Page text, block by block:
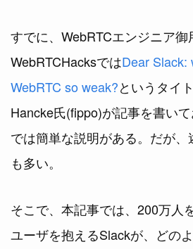
すでに、WebRTCエンジニア御
WebRTCHacksではDear Slack:
WebRTC so weak?というタイ
Hancke氏(fippo)が記事を書い
では簡単な説明がある。だが
も多い。
そこで、本記事では、200万人
ユーザを抱えるSlackが、どの